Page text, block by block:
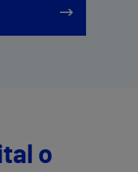
o